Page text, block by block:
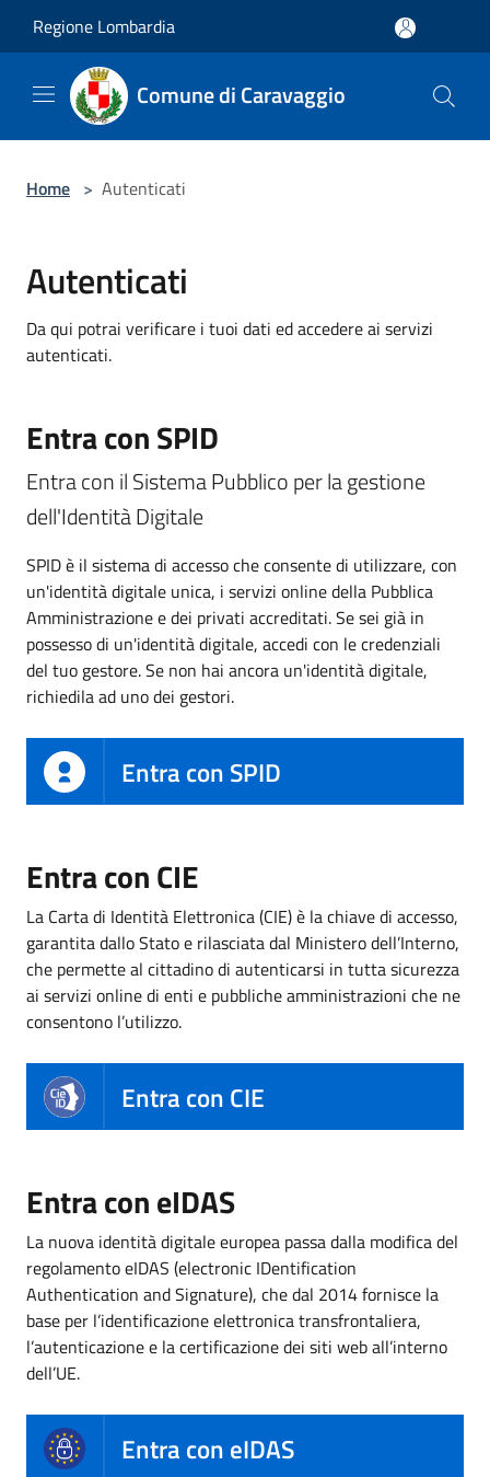
Regione Lombardia
Comune di Caravaggio
Home > Autenticati
Autenticati
Da qui potrai verificare i tuoi dati ed accedere ai servizi
autenticati.
Entra con SPID
Entra con il Sistema Pubblico per la gestione
dell'Identità Digitale
SPID è il sistema di accesso che consente di utilizzare, con
un'identità digitale unica, i servizi online della Pubblica
Amministrazione e dei privati accreditati. Se sei già in
possesso di un'identità digitale, accedi con le credenziali
del tuo gestore. Se non hai ancora un'identità digitale,
richiedila ad uno dei gestori.
Entra con SPID
Entra con CIE
La Carta di Identità Elettronica (CIE) è la chiave di accesso,
garantita dallo Stato e rilasciata dal Ministero dell’Interno,
che permette al cittadino di autenticarsi in tutta sicurezza
ai servizi online di enti e pubbliche amministrazioni che ne
consentono l’utilizzo.
Entra con CIE
Entra con eIDAS
La nuova identità digitale europea passa dalla modifica del
regolamento eIDAS (electronic IDentification
Authentication and Signature), che dal 2014 fornisce la
base per l’identificazione elettronica transfrontaliera,
l’autenticazione e la certificazione dei siti web all’interno
dell’UE.
Entra con eIDAS